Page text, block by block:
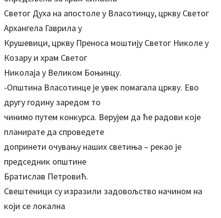
Светог Духа на апостоле у Власотинцу, цркву Светог
Архангела Гаврила у
Крушевици, цркву Преноса моштију Светог Николе у
Козару и храм Светог
Николаја у Великом Боњинцу.
-Општина Власотинце је увек помагала цркву. Ево
другу годину заредом то
чинимо путем конкурса. Верујем да ће радови које
планирате да спроведете
допринети очувању наших светиња – рекао је
председник општине
Братислав Петровић.
Свештеници су изразили задовољство начином на
који се локална